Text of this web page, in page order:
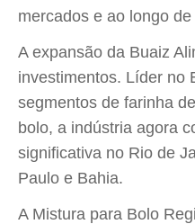
mercados e ao longo
A expansão da Buaiz
investimentos. Líder no
segmentos de farinha
bolo, a indústria agora
significativa no Rio de
Paulo e Bahia.
A Mistura para Bolo